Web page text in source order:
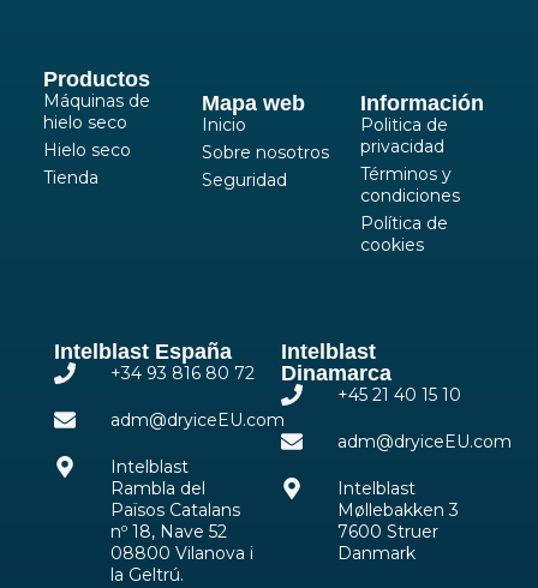
Productos
Máquinas de
hielo seco
Hielo seco
Tienda
Mapa web
Inicio
Sobre nosotros
Seguridad
Información
Politica de
privacidad
Términos y
condiciones
Política de
cookies
Intelblast España
+34 93 816 80 72
adm@dryiceEU.com
Intelblast
Rambla del
Països Catalans
nº 18, Nave 52
08800 Vilanova i
la Geltrú.
Intelblast
Dinamarca
+45 21 40 15 10
adm@dryiceEU.com
Intelblast
Møllebakken 3
7600 Struer
Danmark